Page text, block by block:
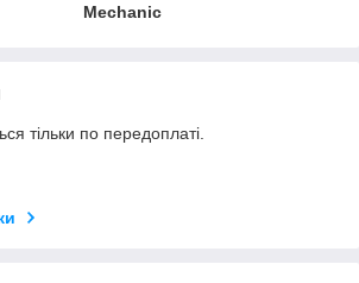
Mechanic
тільки по передоплаті.